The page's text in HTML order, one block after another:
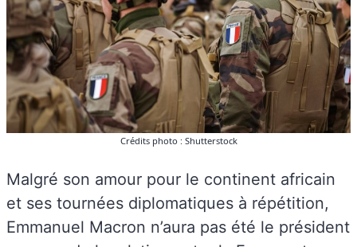
Crédits photo : Shutterstock
Malgré son amour pour le continent africain
et ses tournées diplomatiques à répétition,
Emmanuel Macron n’aura pas été le président